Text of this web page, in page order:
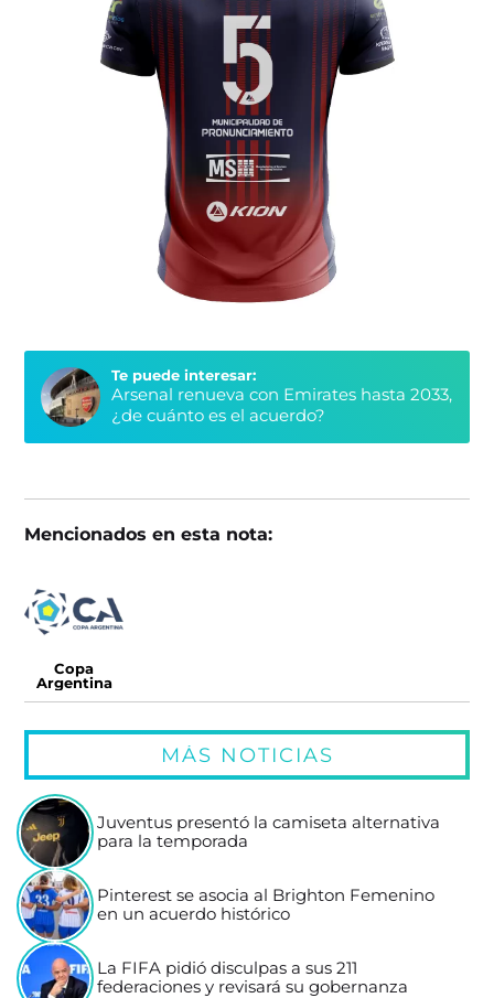
Te puede interesar:
Arsenal renueva con Emirates hasta 2033,
¿de cuánto es el acuerdo?
Mencionados en esta nota:
Copa
Argentina
MÁS NOTICIAS
Juventus presentó la camiseta alternativa
para la temporada
Pinterest se asocia al Brighton Femenino
en un acuerdo histórico
La FIFA pidió disculpas a sus 211
federaciones y revisará su gobernanza